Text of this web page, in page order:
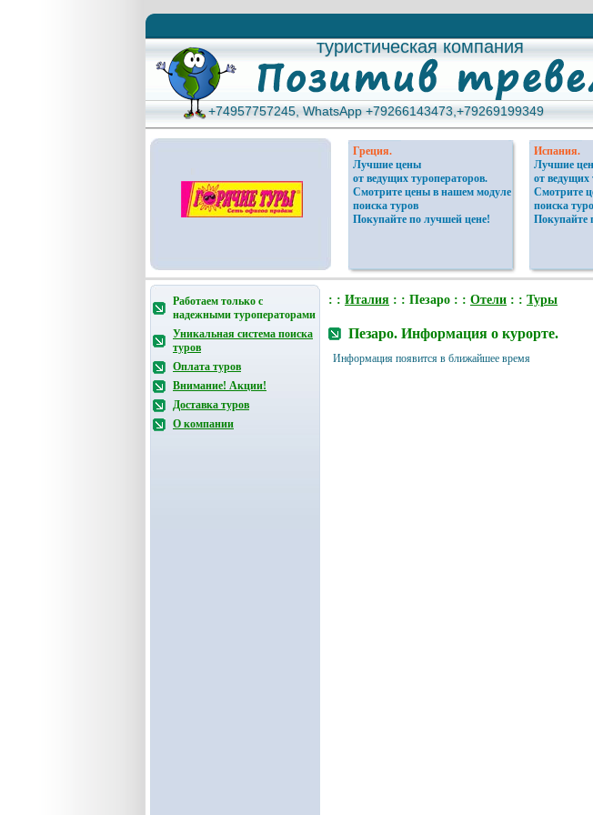
туристическая компания
туристическая компания
+74957757245, WhatsApp +79266143473,+79269199349
+74957757245, WhatsApp +79266143473,+79269199349
Греция.
Лучшие цены
от ведущих туроператоров.
Смотрите цены в нашем модуле
поиска туров
Покупайте по лучшей цене!
Испания.
Лучшие
от ведущих
Смотрите
поиска
Покупайте
Работаем только с
надежными туроператорами
Уникальная система поиска
туров
Оплата туров
Внимание! Акции!
Доставка туров
О компании
: : Италия : : Пезаро : : Отели : : Туры
Пезаро. Информация о курорте.
Информация появится в ближайшее время